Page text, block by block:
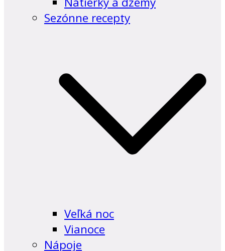
Sezónne recepty
Veľká noc
Vianoce
Nápoje